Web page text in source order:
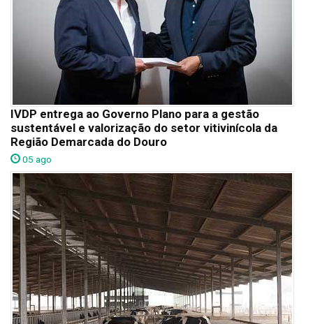
IVDP entrega ao Governo Plano para a gestão
sustentável e valorização do setor vitivinícola da
Região Demarcada do Douro
05 ago